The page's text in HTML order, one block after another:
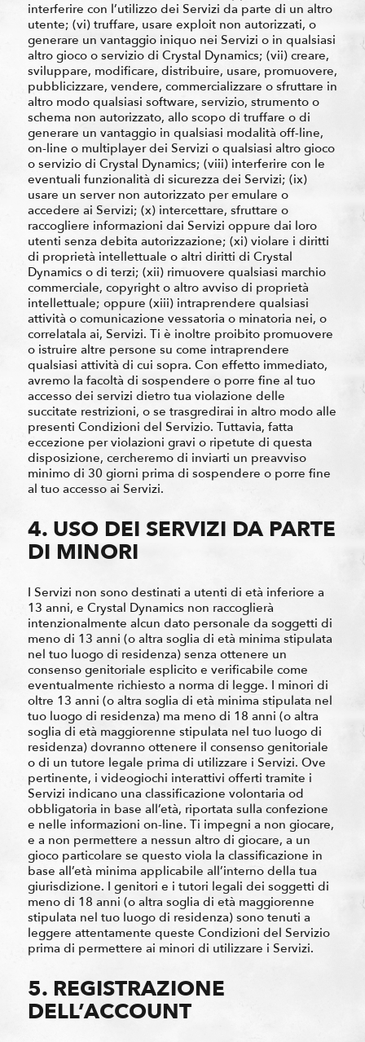
interferire con l’utilizzo dei Servizi da parte di un altro
utente; (vi) truffare, usare exploit non autorizzati, o
generare un vantaggio iniquo nei Servizi o in qualsiasi
altro gioco o servizio di Crystal Dynamics; (vii) creare,
sviluppare, modificare, distribuire, usare, promuovere,
pubblicizzare, vendere, commercializzare o sfruttare in
altro modo qualsiasi software, servizio, strumento o
schema non autorizzato, allo scopo di truffare o di
generare un vantaggio in qualsiasi modalità off-line,
on-line o multiplayer dei Servizi o qualsiasi altro gioco
o servizio di Crystal Dynamics; (viii) interferire con le
eventuali funzionalità di sicurezza dei Servizi; (ix)
usare un server non autorizzato per emulare o
accedere ai Servizi; (x) intercettare, sfruttare o
raccogliere informazioni dai Servizi oppure dai loro
utenti senza debita autorizzazione; (xi) violare i diritti
di proprietà intellettuale o altri diritti di Crystal
Dynamics o di terzi; (xii) rimuovere qualsiasi marchio
commerciale, copyright o altro avviso di proprietà
intellettuale; oppure (xiii) intraprendere qualsiasi
attività o comunicazione vessatoria o minatoria nei, o
correlatala ai, Servizi. Ti è inoltre proibito promuovere
o istruire altre persone su come intraprendere
qualsiasi attività di cui sopra. Con effetto immediato,
avremo la facoltà di sospendere o porre fine al tuo
accesso dei servizi dietro tua violazione delle
succitate restrizioni, o se trasgredirai in altro modo alle
presenti Condizioni del Servizio. Tuttavia, fatta
eccezione per violazioni gravi o ripetute di questa
disposizione, cercheremo di inviarti un preavviso
minimo di 30 giorni prima di sospendere o porre fine
al tuo accesso ai Servizi.
4. USO DEI SERVIZI DA PARTE
DI MINORI
I Servizi non sono destinati a utenti di età inferiore a
13 anni, e Crystal Dynamics non raccoglierà
intenzionalmente alcun dato personale da soggetti di
meno di 13 anni (o altra soglia di età minima stipulata
nel tuo luogo di residenza) senza ottenere un
consenso genitoriale esplicito e verificabile come
eventualmente richiesto a norma di legge. I minori di
oltre 13 anni (o altra soglia di età minima stipulata nel
tuo luogo di residenza) ma meno di 18 anni (o altra
soglia di età maggiorenne stipulata nel tuo luogo di
residenza) dovranno ottenere il consenso genitoriale
o di un tutore legale prima di utilizzare i Servizi. Ove
pertinente, i videogiochi interattivi offerti tramite i
Servizi indicano una classificazione volontaria od
obbligatoria in base all’età, riportata sulla confezione
e nelle informazioni on-line. Ti impegni a non giocare,
e a non permettere a nessun altro di giocare, a un
gioco particolare se questo viola la classificazione in
base all’età minima applicabile all’interno della tua
giurisdizione. I genitori e i tutori legali dei soggetti di
meno di 18 anni (o altra soglia di età maggiorenne
stipulata nel tuo luogo di residenza) sono tenuti a
leggere attentamente queste Condizioni del Servizio
prima di permettere ai minori di utilizzare i Servizi.
5. REGISTRAZIONE
DELL’ACCOUNT